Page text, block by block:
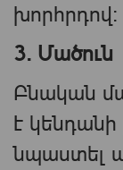
խորհրդով։
3. Մածուն
Բնական
է
նպաստել